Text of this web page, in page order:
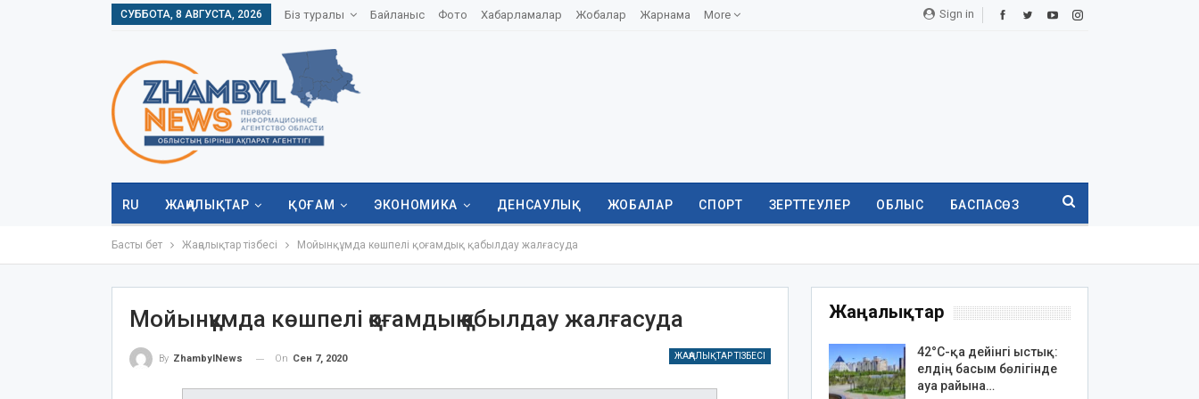
Sign in
СУББОТА, 8 АВГУСТА, 2026 Біз туралы Байланыс Фото Хабарламалар Жобалар Жарнама More
RU ЖАҢАЛЫҚТАР ҚОҒАМ ЭКОНОМИКА ДЕНСАУЛЫҚ ЖОБАЛАР СПОРТ ЗЕРТТЕУЛЕР ОБЛЫС БАСПАСӨЗ
Басты бет Жаңалықтар тізбесі Мойынқұмда көшпелі қоғамдық қабылдау жалғасуда
Мойынқұмда көшпелі қоғамдық қабылдау жалғасуда
ЖАҢАЛЫҚТАР ТІЗБЕСІ
By ZhambylNews On Сен 7, 2020
Жаңалықтар
42°C-қа дейінгі ыстық:
елдің басым бөлігінде
ауа райына…